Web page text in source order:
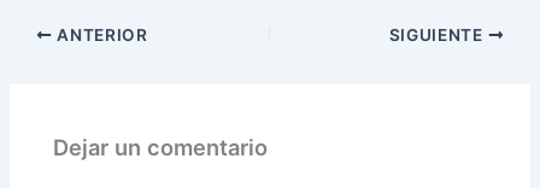
ANTERIOR SIGUIENTE
Dejar un comentario